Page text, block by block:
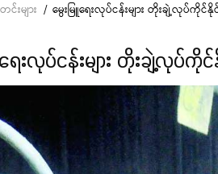
းများ / မွေးမြူရေးလုပ်ငန်းများ တိုးချဲ့လုပ်
ေးလုပ်ငန်းများ တိုးချဲ့လု